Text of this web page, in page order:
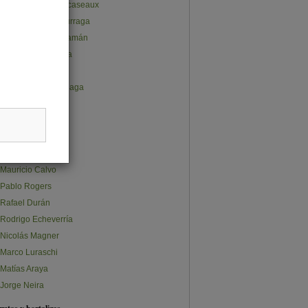
Juan Pablo Subercaseaux
José Gabriel Undurraga
Ana Lucía Cusihuamán
Claudio Salvatierra
Constanza Olalquiaga
Mauricio Calvo
Pablo Rogers
Rafael Durán
Rodrigo Echeverría
Nicolás Magner
Marco Luraschi
Matías Araya
Jorge Neira